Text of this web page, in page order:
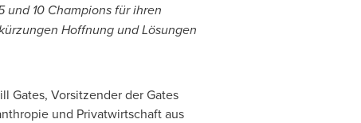
10 Champions für ihren
Hoffnung und Lösungen
Gates, Vorsitzender der Gates
und Privatwirtschaft aus